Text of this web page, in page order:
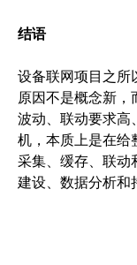
结语
设备联网项目之所
原因不是概念新，
波动、联动要求高
机，本质上是在给
采集、缓存、联动
建设、数据分析和